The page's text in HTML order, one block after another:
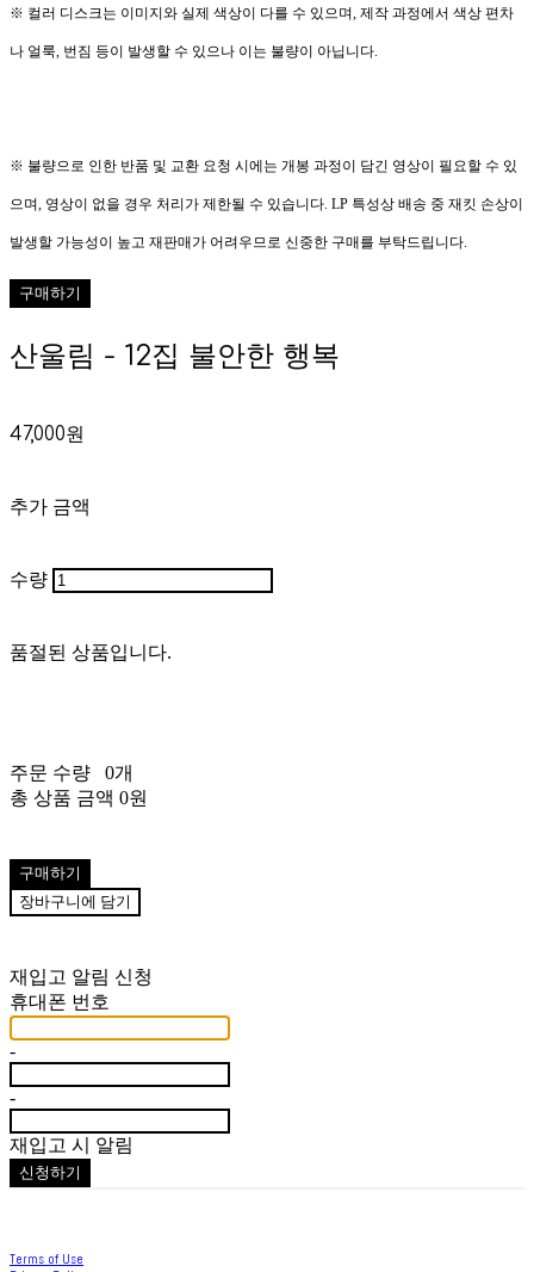
※ 컬러 디스크는 이미지와 실제 색상이 다를 수 있으며, 제작 과정에서 색상 편차
나 얼룩, 번짐 등이 발생할 수 있으나 이는 불량이 아닙니다.
※ 불량으로 인한 반품 및 교환 요청 시에는 개봉 과정이 담긴 영상이 필요할 수 있
으며, 영상이 없을 경우 처리가 제한될 수 있습니다. LP 특성상 배송 중 재킷 손상이
발생할 가능성이 높고 재판매가 어려우므로 신중한 구매를 부탁드립니다.
구매하기
산울림 - 12집 불안한 행복
47,000원
추가 금액
수량
품절된 상품입니다.
주문 수량
0개
총 상품 금액 0원
구매하기
장바구니에 담기
재입고 알림 신청
휴대폰 번호
-
-
재입고 시 알림
신청하기
Terms of Use